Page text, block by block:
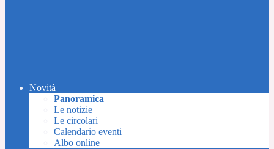
Novità
Panoramica
Le notizie
Le circolari
Calendario eventi
Albo online